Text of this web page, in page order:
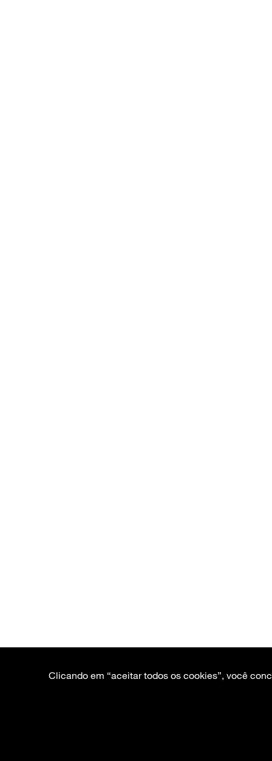
Clicando em “aceitar todos os cookies”, você